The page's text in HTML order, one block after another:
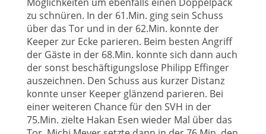
zu schnüren. In der 61.Min. ging sein Schuss
über das Tor und in der 62.Min. konnte der
Keeper zur Ecke parieren. Beim besten Angriff
der Gäste in der 68.Min. konnte sich dann auch
der sonst beschäftigungslose Philipp Effinger
auszeichnen. Den Schuss aus kurzer Distanz
konnte unser Keeper glänzend parieren. Bei
einer weiteren Chance für den SVH in der
75.Min. zielte Hakan Esen wieder Mal über das